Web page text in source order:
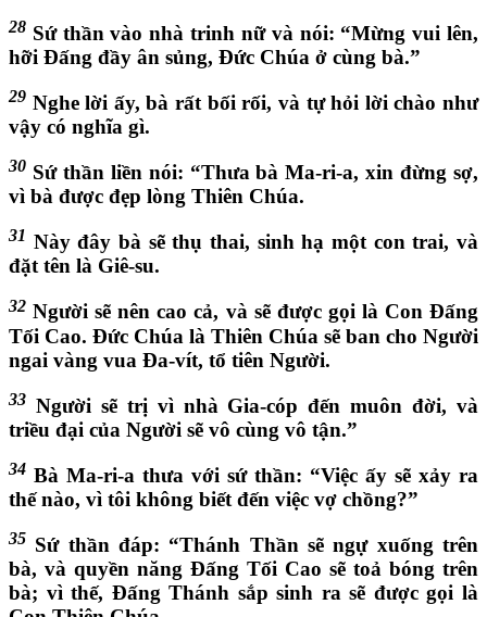
28 Sứ thần vào nhà trinh nữ và nói: “Mừng vui lên,
hỡi Đấng đầy ân sủng, Đức Chúa ở cùng bà.”
29 Nghe lời ấy, bà rất bối rối, và tự hỏi lời chào như
vậy có nghĩa gì.
30 Sứ thần liền nói: “Thưa bà Ma-ri-a, xin đừng sợ,
vì bà được đẹp lòng Thiên Chúa.
31 Này đây bà sẽ thụ thai, sinh hạ một con trai, và
đặt tên là Giê-su.
32 Người sẽ nên cao cả, và sẽ được gọi là Con Đấng
Tối Cao. Đức Chúa là Thiên Chúa sẽ ban cho Người
ngai vàng vua Đa-vít, tổ tiên Người.
33 Người sẽ trị vì nhà Gia-cóp đến muôn đời, và
triều đại của Người sẽ vô cùng vô tận.”
34 Bà Ma-ri-a thưa với sứ thần: “Việc ấy sẽ xảy ra
thế nào, vì tôi không biết đến việc vợ chồng?”
35 Sứ thần đáp: “Thánh Thần sẽ ngự xuống trên
bà, và quyền năng Đấng Tối Cao sẽ toả bóng trên
bà; vì thế, Đấng Thánh sắp sinh ra sẽ được gọi là